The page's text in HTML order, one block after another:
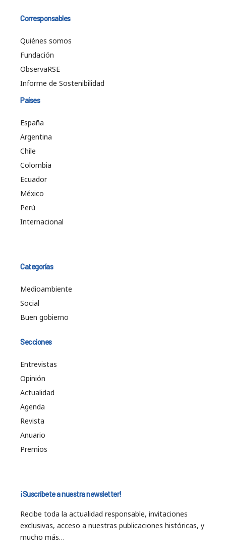
Corresponsables
Quiénes somos
Fundación
ObservaRSE
Informe de Sostenibilidad
Países
España
Argentina
Chile
Colombia
Ecuador
México
Perú
Internacional
Categorías
Medioambiente
Social
Buen gobierno
Secciones
Entrevistas
Opinión
Actualidad
Agenda
Revista
Anuario
Premios
¡Suscríbete a nuestra newsletter!
Recibe toda la actualidad responsable, invitaciones
exclusivas, acceso a nuestras publicaciones históricas, y
mucho más…